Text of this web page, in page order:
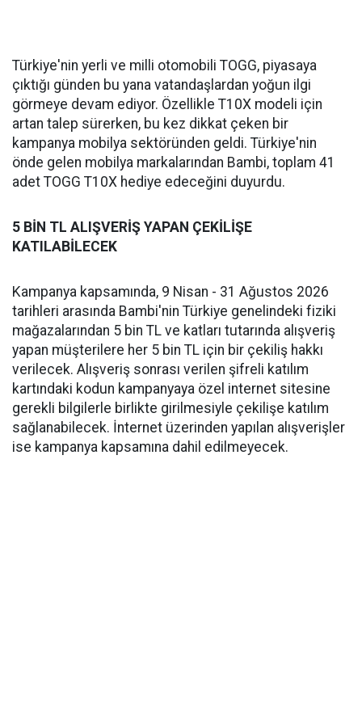
Türkiye'nin yerli ve milli otomobili TOGG, piyasaya
çıktığı günden bu yana vatandaşlardan yoğun ilgi
görmeye devam ediyor. Özellikle T10X modeli için
artan talep sürerken, bu kez dikkat çeken bir
kampanya mobilya sektöründen geldi. Türkiye'nin
önde gelen mobilya markalarından Bambi, toplam 41
adet TOGG T10X hediye edeceğini duyurdu.
5 BİN TL ALIŞVERİŞ YAPAN ÇEKİLİŞE
KATILABİLECEK
Kampanya kapsamında, 9 Nisan - 31 Ağustos 2026
tarihleri arasında Bambi'nin Türkiye genelindeki fiziki
mağazalarından 5 bin TL ve katları tutarında alışveriş
yapan müşterilere her 5 bin TL için bir çekiliş hakkı
verilecek. Alışveriş sonrası verilen şifreli katılım
kartındaki kodun kampanyaya özel internet sitesine
gerekli bilgilerle birlikte girilmesiyle çekilişe katılım
sağlanabilecek. İnternet üzerinden yapılan alışverişler
ise kampanya kapsamına dahil edilmeyecek.